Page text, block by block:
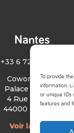
To provide
information.
or unique IDs
features and
Nantes
+33 6 72 55 24 06
Coworking Le
Palace _icilundi
4 Rue Voltaire
44000 NANTES
Voir la carte